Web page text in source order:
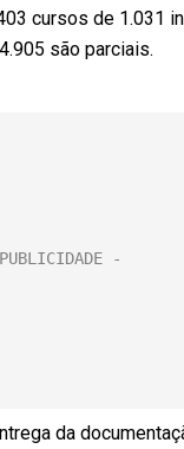
cursos de 1.031
são parciais.
da